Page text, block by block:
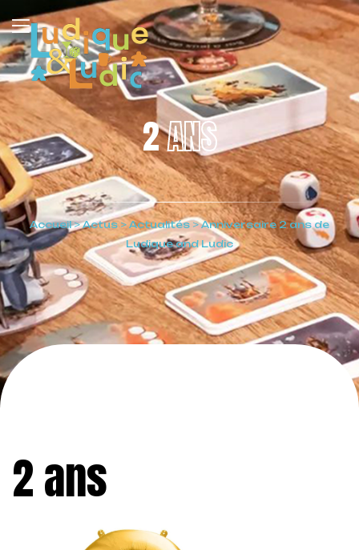
2ANS
Accueil>Actus> Actualités>Anniversaire 2 ans de
Ludique and Ludic
2 ans